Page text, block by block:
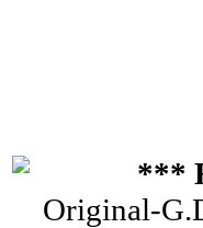
***
Original-